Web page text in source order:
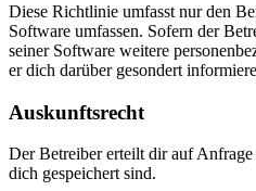
Diese Richtlinie umfasst nur den
Software umfassen. Sofern der
seiner Software weitere
er dich darüber gesondert
Auskunftsrecht
Der Betreiber erteilt dir auf
dich gespeichert sind.